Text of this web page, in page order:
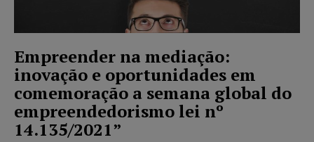
Empreender na mediação:
inovação e oportunidades em
comemoração a semana global do
empreendedorismo lei nº
14.135/2021”